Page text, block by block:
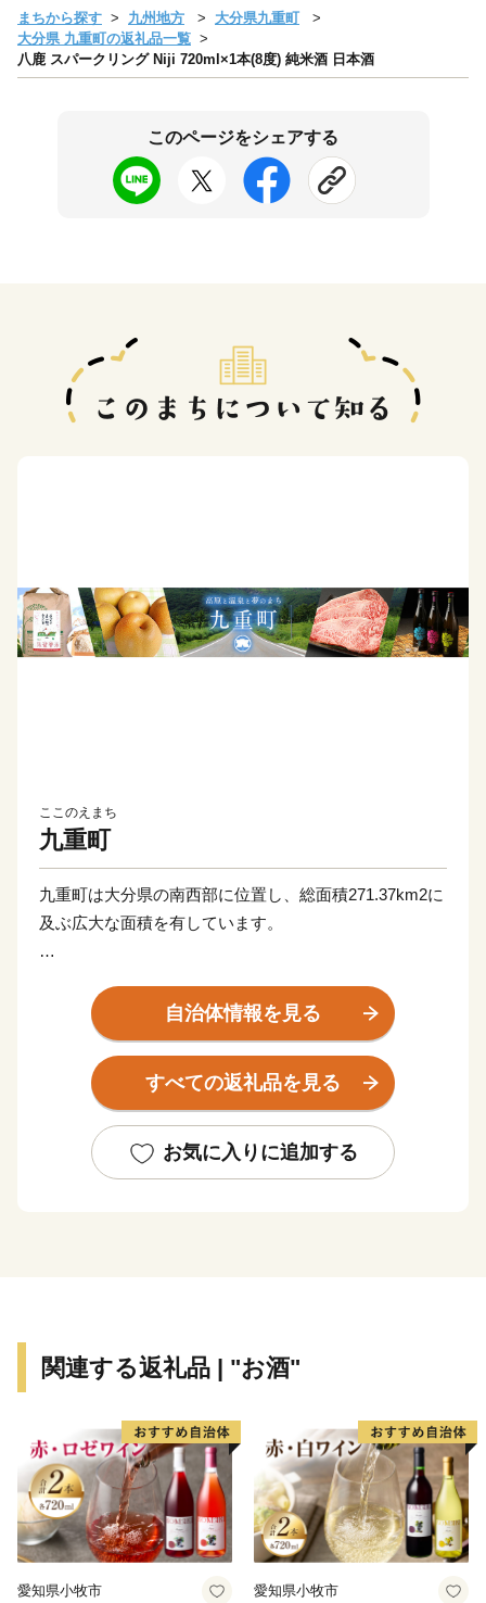
まちから探す 九州地方
大分県九重町
大分県 九重町の返礼品一覧
八鹿 スパークリング Niji 720ml×1本(8度) 純米酒 日本酒
このページをシェアする
ここのえまち
九重町
九重町は大分県の南西部に位置し、総面積271.37km2に
及ぶ広大な面積を有しています。
九重山群、日本屈指の高原美を誇る飯田高原、九
重“夢”温泉郷といわれる随所に湧き出る温泉、滝や渓谷
に見る美しい水景観、火山景観等があり、四季折々の美
しい自然景観と日本一の高さを誇る「九重“夢”大吊り
自然、人、伝統・・・、田舎の原風景の残る故郷、そ
れが九重町です。
皆様の応援していただけるお気持ちが、九重町の力と
いたします。
自治体情報を見る
すべての返礼品を見る
お気に入りに追加する
関連する返礼品 | "お酒"
愛知県小牧市 愛知県小牧市